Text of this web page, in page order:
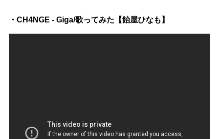
・CH4NGE - Giga/歌ってみた【飴屋ひなも】